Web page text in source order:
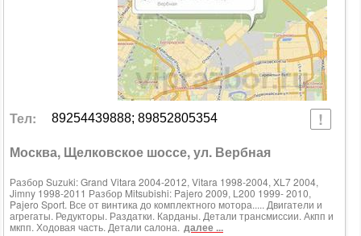
Тел: 89254439888; 89852805354
Москва, Щелковское шоссе, ул. Вербная
Разбор Suzuki: Grand Vitara 2004-2012, Vitara 1998-2004, XL7 2004,
Jimny 1998-2011 Разбор Mitsubishi: Pajero 2009, L200 1999- 2010,
Pajero Sport. Все от винтика до комплектного мотора..... Двигатели и
агрегаты. Редукторы. Раздатки. Карданы. Детали трансмиссии. Акпп и
мкпп. Ходовая часть. Детали салона. далее ...